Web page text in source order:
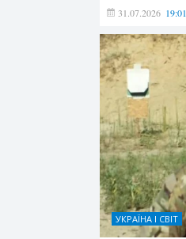
31.07.2026 19:01
УКРАЇНА І СВІТ